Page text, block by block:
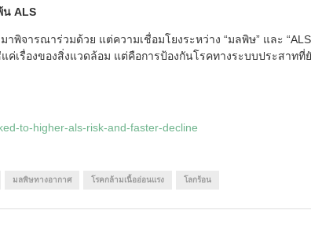
น ALS
พิจารณาร่วมด้วย แต่ความเชื่อมโยงระหว่าง “มลพิษ” และ
ค่เรื่องของสิ่งแวดล้อม แต่คือการป้องกันโรคทางระบบประสาทที่
to-higher-als-risk-and-faster-decline
มลพิษทางอากาศ โรคกล้ามเนื้ออ่อนแรง โลกร้อน